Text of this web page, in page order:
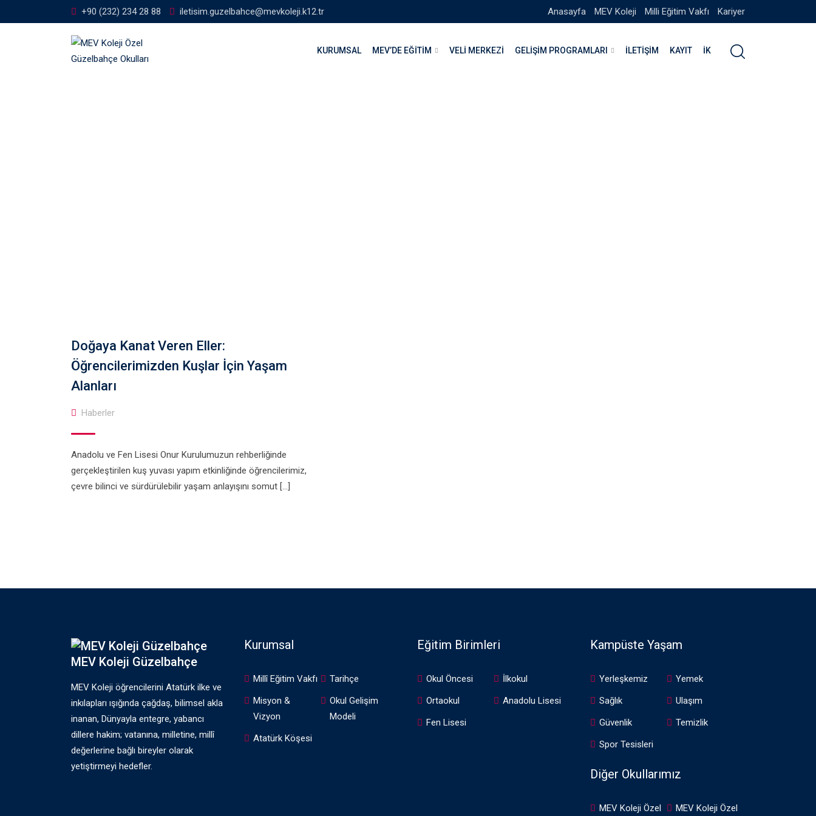
+90 (232) 234 28 88 iletisim.guzelbahce@mevkoleji.k12.tr Anasayfa MEV Koleji Milli Eğitim Vakfı Kariyer
KURUMSAL MEV’DE EĞITIM VELI MERKEZI GELIŞIM PROGRAMLARI İLETIŞIM KAYIT İK
Doğaya Kanat Veren Eller:
Öğrencilerimizden Kuşlar İçin Yaşam
Alanları
Haberler
Anadolu ve Fen Lisesi Onur Kurulumuzun rehberliğinde
gerçekleştirilen kuş yuvası yapım etkinliğinde öğrencilerimiz,
çevre bilinci ve sürdürülebilir yaşam anlayışını somut […]
MEV Koleji Güzelbahçe
MEV Koleji öğrencilerini Atatürk ilke ve
inkılapları ışığında çağdaş, bilimsel akla
inanan, Dünyayla entegre, yabancı
dillere hakim; vatanına, milletine, millî
değerlerine bağlı bireyler olarak
yetiştirmeyi hedefler.
Kurumsal
Millî Eğitim Vakfı
Tarihçe
Misyon &
Vizyon
Okul Gelişim
Modeli
Atatürk Köşesi
Eğitim Birimleri
Okul Öncesi
İlkokul
Ortaokul
Anadolu Lisesi
Fen Lisesi
Kampüste Yaşam
Yerleşkemiz
Yemek
Sağlık
Ulaşım
Güvenlik
Temizlik
Spor Tesisleri
Diğer Okullarımız
MEV Koleji Özel MEV Koleji Özel